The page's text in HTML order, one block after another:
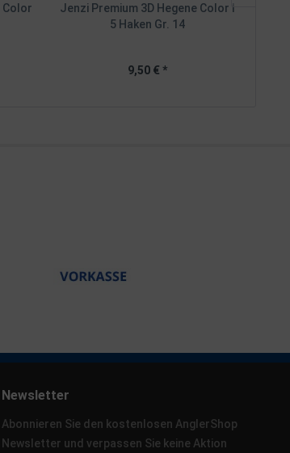
Color
Jenzi Premium 3D Hegene Color I
5 Haken Gr. 14
9,50 € *
Newsletter
Abonnieren Sie den kostenlosen AnglerShop
Newsletter und verpassen Sie keine Aktion